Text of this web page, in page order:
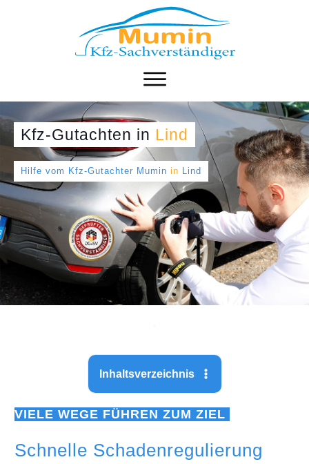
Kfz-Gutachten in Lind
Hilfe vom Kfz-Gutachter Mumin in Lind
Inhaltsverzeichnis
VIELE WEGE FÜHREN ZUM ZIEL
Schnelle Schadenregulierung